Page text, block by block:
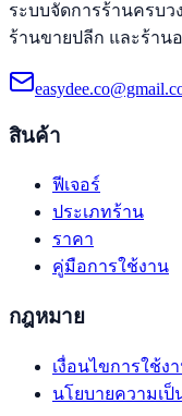
ระบบจัดการร้านครบว
ร้านขายปลีก และร้าน
สินค้า
ฟีเจอร์
ประเภทร้าน
ราคา
คู่มือการใช้งาน
กฎหมาย
เงื่อนไขการใช้ง
นโยบายความเป็